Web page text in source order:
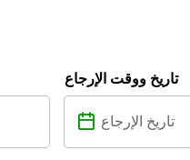
تاريخ ووقت الإرجاع